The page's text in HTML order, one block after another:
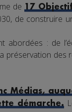
de17
de construire
abordées : de
préservation
Médias,
démarche.